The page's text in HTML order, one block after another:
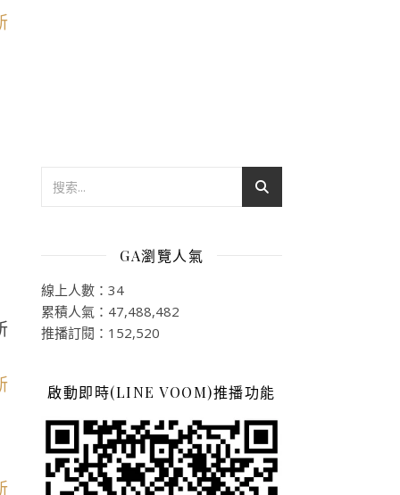
GA瀏覽人氣
線上人數：34
累積人氣：47,488,482
推播訂閱：152,520
啟動即時(LINE VOOM)推播功能